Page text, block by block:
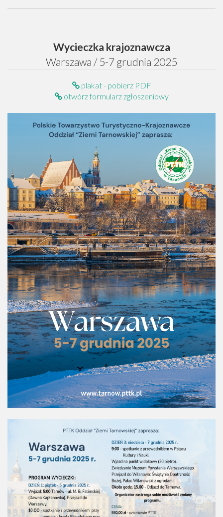
Wycieczka krajoznawcza
Warszawa / 5-7 grudnia 2025
plakat - pobierz PDF
otwórz formularz zgłoszeniowy